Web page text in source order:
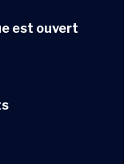
est ouvert